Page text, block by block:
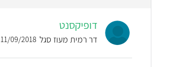
דופיקסנט
דר רמית מעוז סגל 11/09/2018 | 16:03